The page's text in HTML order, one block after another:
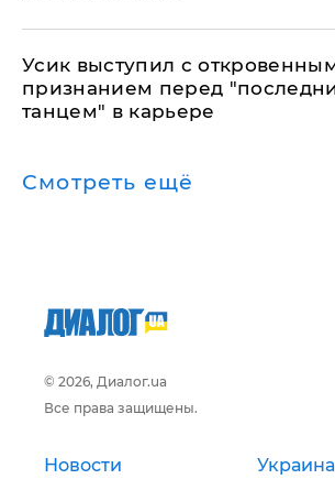
Усик выступил с
признанием перед
танцем" в карьере
Смотреть ещё
© 2026, Диалог.ua
Все права защищены.
Новости Украина